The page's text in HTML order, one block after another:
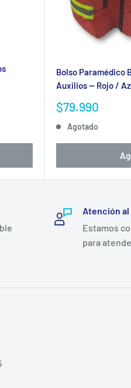
Bolso Paramédico
Auxilios — Rojo /
Precio
venta
$79.990
Agotado
Atención
Estamos
para